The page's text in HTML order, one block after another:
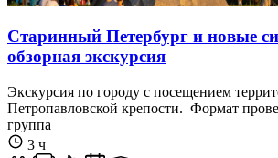
Старинный Петербург и новые
обзорная экскурсия
Экскурсия по городу с посещением
Петропавловской крепости. Формат
группа
3 ч